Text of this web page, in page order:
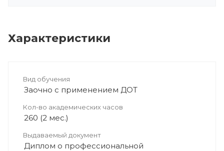
Характеристики
Вид обучения
Заочно с применением ДОТ
Кол-во академических часов
260 (2 мес.)
Выдаваемый документ
Диплом о профессиональной